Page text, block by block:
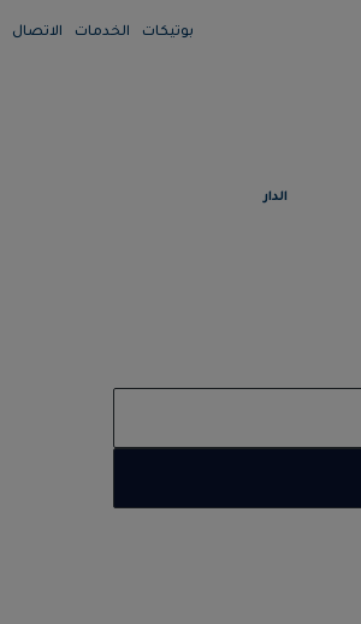
بوتيكات الخدمات الاتصال
الدار